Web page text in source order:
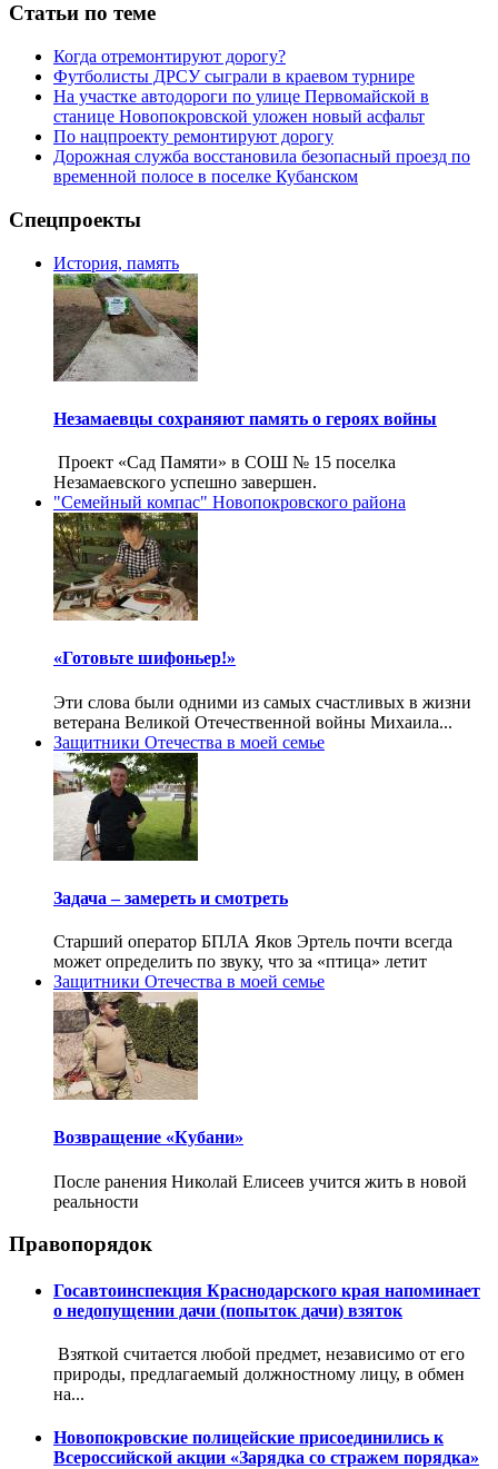
Статьи по теме
Когда отремонтируют дорогу?
Футболисты ДРСУ сыграли в краевом турнире
На участке автодороги по улице Первомайской в
станице Новопокровской уложен новый асфальт
По нацпроекту ремонтируют дорогу
Дорожная служба восстановила безопасный проезд по
временной полосе в поселке Кубанском
Спецпроекты
История, память
Незамаевцы сохраняют память о героях войны
Проект «Сад Памяти» в СОШ № 15 поселка
Незамаевского успешно завершен.
"Семейный компас" Новопокровского района
«Готовьте шифоньер!»
Эти слова были одними из самых счастливых в жизни
ветерана Великой Отечественной войны Михаила...
Защитники Отечества в моей семье
Задача – замереть и смотреть
Старший оператор БПЛА Яков Эртель почти всегда
может определить по звуку, что за «птица» летит
Защитники Отечества в моей семье
Возвращение «Кубани»
После ранения Николай Елисеев учится жить в новой
реальности
Правопорядок
Госавтоинспекция Краснодарского края напоминает
о недопущении дачи (попыток дачи) взяток
Взяткой считается любой предмет, независимо от его
природы, предлагаемый должностному лицу, в обмен
на...
Новопокровские полицейские присоединились к
Всероссийской акции «Зарядка со стражем порядка»